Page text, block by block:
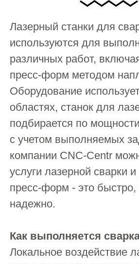
Лазерный станки для
используются для
различных работ,
пресс-форм методом
Оборудование
областях, станок для
подбирается по
с учетом выполняемых
компании CNC-Centr
услуги лазерной сварки
пресс-форм - это быстро,
надежно.
Как выполняется
Локальное воздействие